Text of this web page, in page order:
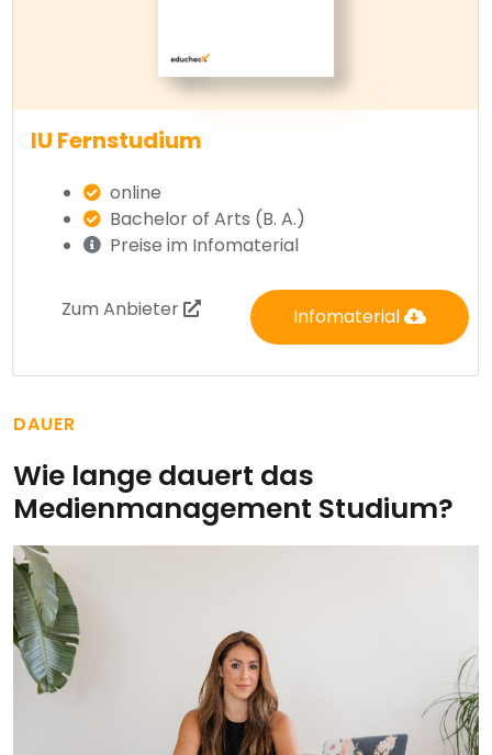
IU Fernstudium
online
Bachelor of Arts (B. A.)
Preise im Infomaterial
Zum Anbieter Infomaterial
DAUER
Wie lange dauert das
Medienmanagement Studium?